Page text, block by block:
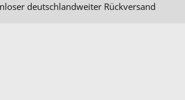
deutschlandweiter Rückversand